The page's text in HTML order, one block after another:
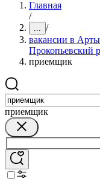
Главная
/
... /
вакансии в
Прокопьевский
приемщик
приемщик